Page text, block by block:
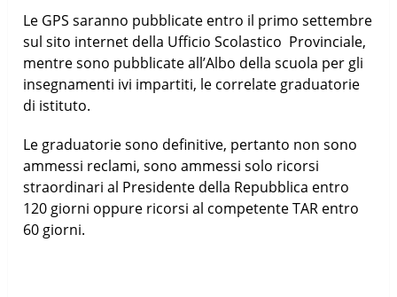
Le GPS saranno pubblicate entro il primo settembre
sul sito internet della Ufficio Scolastico Provinciale,
mentre sono pubblicate all’Albo della scuola per gli
insegnamenti ivi impartiti, le correlate graduatorie
di istituto.
Le graduatorie sono definitive, pertanto non sono
ammessi reclami, sono ammessi solo ricorsi
straordinari al Presidente della Repubblica entro
120 giorni oppure ricorsi al competente TAR entro
60 giorni.